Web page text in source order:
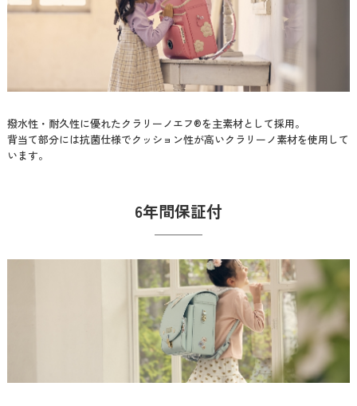
撥水性・耐久性に優れたクラリーノエフ®を主素材として採用。
背当て部分には抗菌仕様でクッション性が高いクラリーノ素材を使用して
います。
6年間保証付